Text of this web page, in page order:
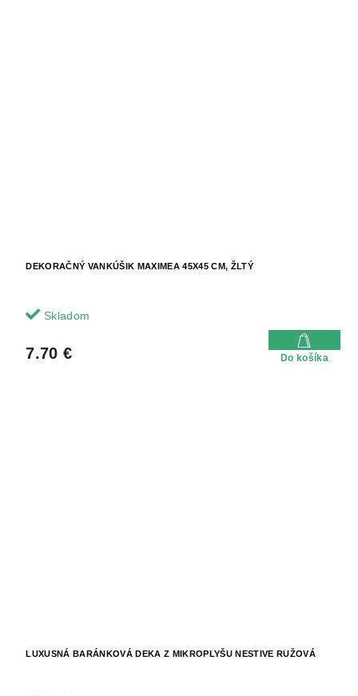
DEKORAČNÝ VANKÚŠIK MAXIMEA 45X45 CM, ŽLTÝ
Skladom
7.70 € Do košíka
LUXUSNÁ BARÁNKOVÁ DEKA Z MIKROPLYŠU NESTIVE RUŽOVÁ